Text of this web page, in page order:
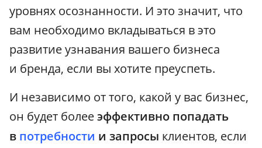
уровнях осознанности. И это значит, что
вам необходимо вкладываться в это
развитие узнавания вашего бизнеса
и бренда, если вы хотите преуспеть.
И независимо от того, какой у вас бизнес,
он будет болееэффективно попадать
в потребности и запросы клиентов, если